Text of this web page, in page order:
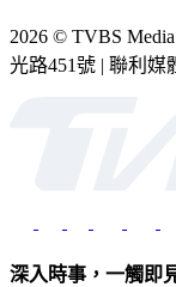
2026 © TVBS
光路451號 | 聯利媒
深入時事，一觸即